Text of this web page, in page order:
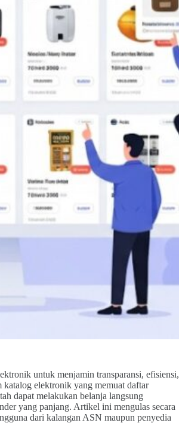
untuk menjamin transparansi, efisiensi,
katalog elektronik yang memuat daftar
dapat melakukan belanja langsung
yang panjang. Artikel ini mengulas secara
dari kalangan ASN maupun penyedia